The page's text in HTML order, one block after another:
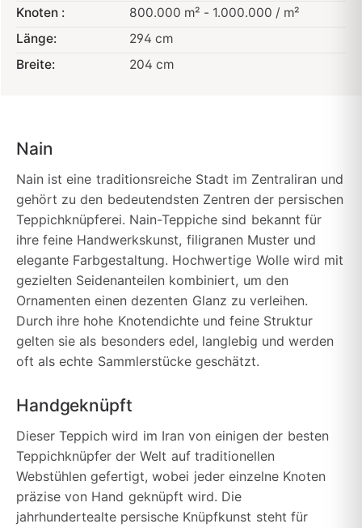
Knoten :
800.000 m² - 1.000.000 / m²
Länge:
294 cm
Breite:
204 cm
Nain
Nain ist eine traditionsreiche Stadt im Zentraliran und
gehört zu den bedeutendsten Zentren der persischen
Teppichknüpferei. Nain-Teppiche sind bekannt für
ihre feine Handwerkskunst, filigranen Muster und
elegante Farbgestaltung. Hochwertige Wolle wird mit
gezielten Seidenanteilen kombiniert, um den
Ornamenten einen dezenten Glanz zu verleihen.
Durch ihre hohe Knotendichte und feine Struktur
gelten sie als besonders edel, langlebig und werden
oft als echte Sammlerstücke geschätzt.
Handgeknüpft
Dieser Teppich wird im Iran von einigen der besten
Teppichknüpfer der Welt auf traditionellen
Webstühlen gefertigt, wobei jeder einzelne Knoten
präzise von Hand geknüpft wird. Die
jahrhundertealte persische Knüpfkunst steht für